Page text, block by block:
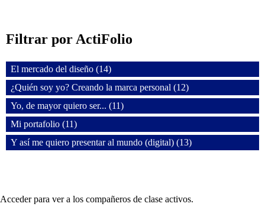
Filtrar por ActiFolio
El mercado del diseño (14)
¿Quién soy yo? Creando la marca personal (12)
Yo, de mayor quiero ser... (11)
Mi portafolio (11)
Y así me quiero presentar al mundo (digital) (13)
Acceder para ver a los compañeros de clase activos.